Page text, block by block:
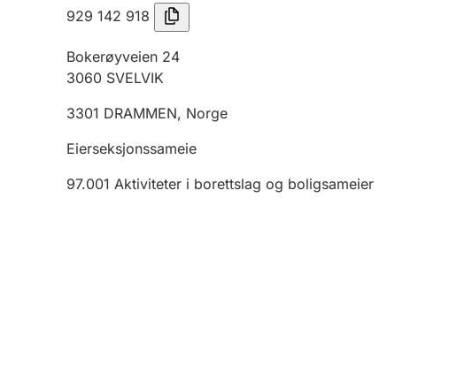
929 142 918
Bokerøyveien 24
3060 SVELVIK
3301 DRAMMEN, Norge
Eierseksjonssameie
97.001 Aktiviteter i borettslag og boligsameier